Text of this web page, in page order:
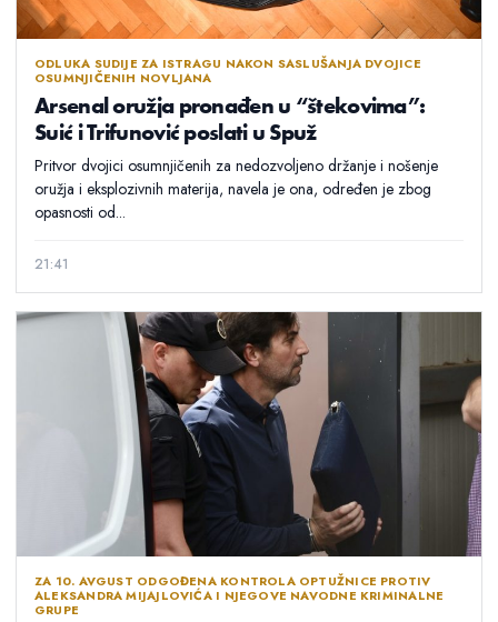
ODLUKA SUDIJE ZA ISTRAGU NAKON SASLUŠANJA DVOJICE
OSUMNJIČENIH NOVLJANA
Arsenal oružja pronađen u “štekovima”:
Suić i Trifunović poslati u Spuž
Pritvor dvojici osumnjičenih za nedozvoljeno držanje i nošenje
oružja i eksplozivnih materija, navela je ona, određen je zbog
opasnosti od...
21:41
ZA 10. AVGUST ODGOĐENA KONTROLA OPTUŽNICE PROTIV
ALEKSANDRA MIJAJLOVIĆA I NJEGOVE NAVODNE KRIMINALNE
GRUPE